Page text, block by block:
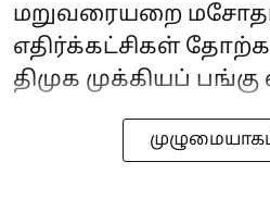
மறுவரையறை
எதிர்க்கட்சிகள்
திமுக முக்கியப் பங்கு